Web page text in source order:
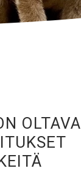
OLTAVA